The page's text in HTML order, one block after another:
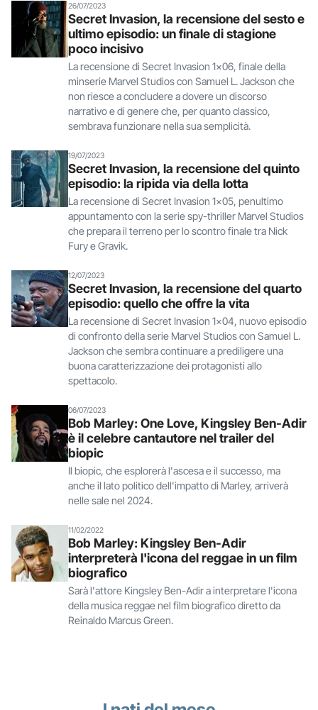
26/07/2023
Secret Invasion, la recensione del sesto e
ultimo episodio: un finale di stagione
poco incisivo
La recensione di Secret Invasion 1x06, finale della
minserie Marvel Studios con Samuel L. Jackson che
non riesce a concludere a dovere un discorso
narrativo e di genere che, per quanto classico,
sembrava funzionare nella sua semplicità.
19/07/2023
Secret Invasion, la recensione del quinto
episodio: la ripida via della lotta
La recensione di Secret Invasion 1x05, penultimo
appuntamento con la serie spy-thriller Marvel Studios
che prepara il terreno per lo scontro finale tra Nick
Fury e Gravik.
12/07/2023
Secret Invasion, la recensione del quarto
episodio: quello che offre la vita
La recensione di Secret Invasion 1x04, nuovo episodio
di confronto della serie Marvel Studios con Samuel L.
Jackson che sembra continuare a prediligere una
buona caratterizzazione dei protagonisti allo
spettacolo.
06/07/2023
Bob Marley: One Love, Kingsley Ben-Adir
è il celebre cantautore nel trailer del
biopic
Il biopic, che esplorerà l'ascesa e il successo, ma
anche il lato politico dell'impatto di Marley, arriverà
nelle sale nel 2024.
11/02/2022
Bob Marley: Kingsley Ben-Adir
interpreterà l'icona del reggae in un film
biografico
Sarà l'attore Kingsley Ben-Adir a interpretare l'icona
della musica reggae nel film biografico diretto da
Reinaldo Marcus Green.